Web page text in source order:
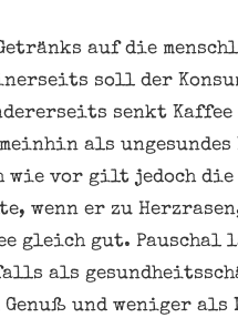
auf die
soll der
senkt
als
vor gilt jedoch die
wenn er zu
gleich gut.
als
und weniger als